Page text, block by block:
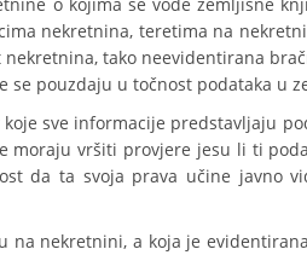
nekretnina, teretima na
tako neevidentirana
se pouzdaju u točnost podataka u
sve informacije predstavljaju
moraju vršiti provjere jesu li ti
da ta svoja prava učine javno
nekretnini, a koja je